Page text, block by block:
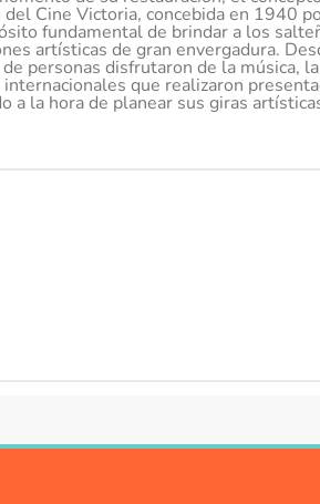
del Cine Victoria, concebida en 1940
fundamental de brindar a los
artísticas de gran envergadura.
personas disfrutaron de la música,
internacionales que realizaron
a la hora de planear sus giras